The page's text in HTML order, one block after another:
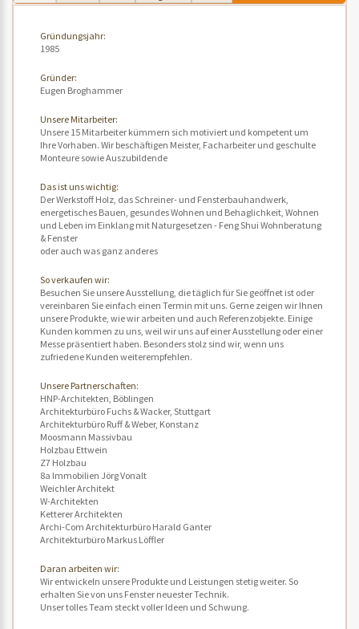
Gründungsjahr:
1985
Gründer:
Eugen Broghammer
Unsere Mitarbeiter:
Unsere 15 Mitarbeiter kümmern sich motiviert und kompetent um
Ihre Vorhaben. Wir beschäftigen Meister, Facharbeiter und geschulte
Monteure sowie Auszubildende
Das ist uns wichtig:
Der Werkstoff Holz, das Schreiner- und Fensterbauhandwerk,
energetisches Bauen, gesundes Wohnen und Behaglichkeit, Wohnen
und Leben im Einklang mit Naturgesetzen - Feng Shui Wohnberatung
& Fenster
oder auch was ganz anderes
So verkaufen wir:
Besuchen Sie unsere Ausstellung, die täglich für Sie geöffnet ist oder
vereinbaren Sie einfach einen Termin mit uns. Gerne zeigen wir Ihnen
unsere Produkte, wie wir arbeiten und auch Referenzobjekte. Einige
Kunden kommen zu uns, weil wir uns auf einer Ausstellung oder einer
Messe präsentiert haben. Besonders stolz sind wir, wenn uns
zufriedene Kunden weiterempfehlen.
Unsere Partnerschaften:
HNP-Architekten, Böblingen
Architekturbüro Fuchs & Wacker, Stuttgart
Architekturbüro Ruff & Weber, Konstanz
Moosmann Massivbau
Holzbau Ettwein
Z7 Holzbau
8a Immobilien Jörg Vonalt
Weichler Architekt
W-Architekten
Ketterer Architekten
Archi-Com Architekturbüro Harald Ganter
Architekturbüro Markus Löffler
Daran arbeiten wir:
Wir entwickeln unsere Produkte und Leistungen stetig weiter. So
erhalten Sie von uns Fenster neuester Technik.
Unser tolles Team steckt voller Ideen und Schwung.